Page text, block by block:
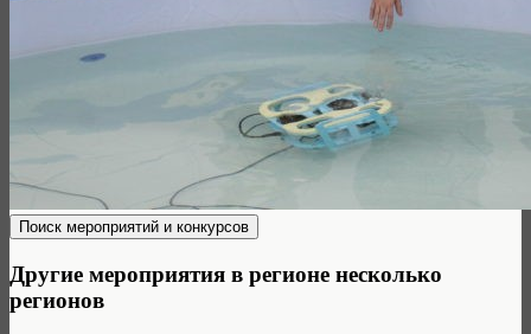
Другие мероприятия в регионе несколько
регионов